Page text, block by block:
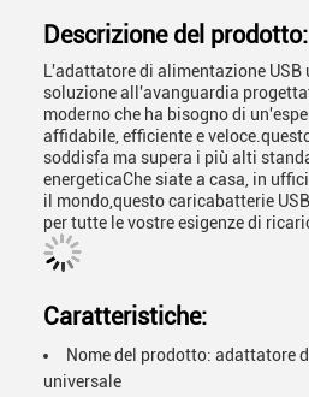
Descrizione del prodotto:
L'adattatore di alimentazione USB
soluzione all'avanguardia
moderno che ha bisogno di
affidabile, efficiente e
soddisfa ma supera i più alti
energeticaChe siate a casa, in
il mondo,questo caricabatterie
per tutte le vostre esigenze di
Caratteristiche:
Nome del prodotto: adattatore
universale